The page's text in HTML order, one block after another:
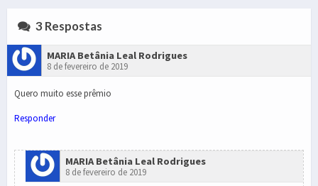
3 Respostas
MARIA Betânia Leal Rodrigues
8 de fevereiro de 2019
Quero muito esse prêmio
Responder
MARIA Betânia Leal Rodrigues
8 de fevereiro de 2019